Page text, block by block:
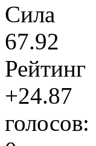
Сила
67.92
Рейтинг
+24.87
голосов: